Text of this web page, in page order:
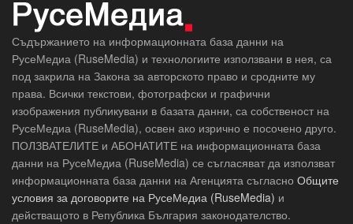
Съдържанието на информационната база данни на
РусеМедиа (RuseMedia) и технологиите използвани в нея, са
под закрила на Закона за авторското право и сродните му
права. Всички текстови, фотографски и графични
изображения публикувани в базата данни, са собственост на
РусеМедиа (RuseMedia), освен ако изрично е посочено друго.
ПОЛЗВАТЕЛИТЕ и АБОНАТИТЕ на информационната база
данни на РусеМедиа (RuseMedia) се съгласяват да използват
информационната база данни на Агенцията съгласно Общите
условия за договорите на РусеМедиа (RuseMedia) и
действащото в Република България законодателство.